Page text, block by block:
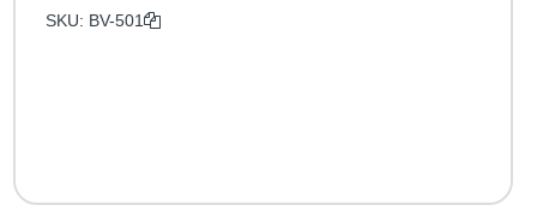
SKU: BV-501